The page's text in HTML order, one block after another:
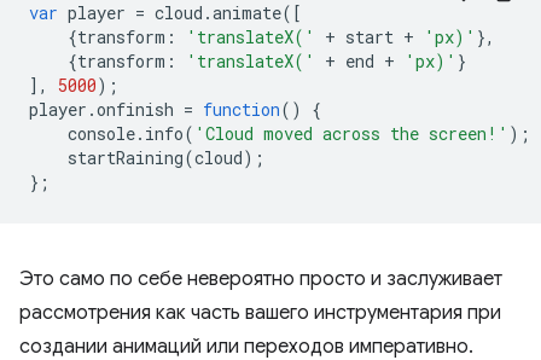
var player = cloud .animate([
{transform : 'translateX(' + start + 'px)' },
{transform : 'translateX(' + end + 'px)' }
],
5000);
player .onfinish = function()
{
console. info( 'Cloud moved across the screen!' );
startRaining(cloud);
};
Это само по себе невероятно просто и заслуживает
рассмотрения как часть вашего инструментария при
создании анимаций или переходов императивно.